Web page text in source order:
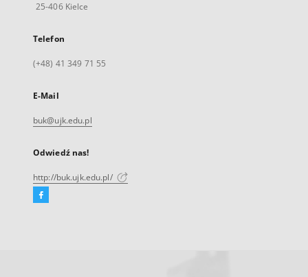
25-406 Kielce
Telefon
(+48) 41 349 71 55
E-Mail
buk@ujk.edu.pl
Odwiedź nas!
http://buk.ujk.edu.pl/
Facebook